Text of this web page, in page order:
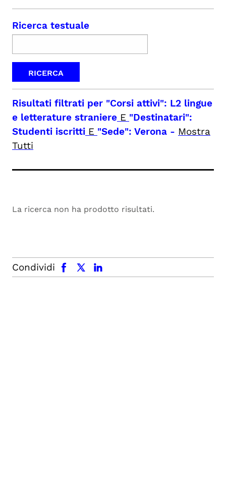
Ricerca testuale
Risultati filtrati per "Corsi attivi": L2 lingue
e letterature straniere E "Destinatari":
Studenti iscritti E "Sede": Verona - Mostra
Tutti
La ricerca non ha prodotto risultati.
Condividi
facebook x.com linkedin